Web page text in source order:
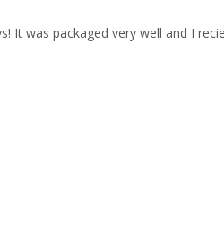
It was packaged very well and I